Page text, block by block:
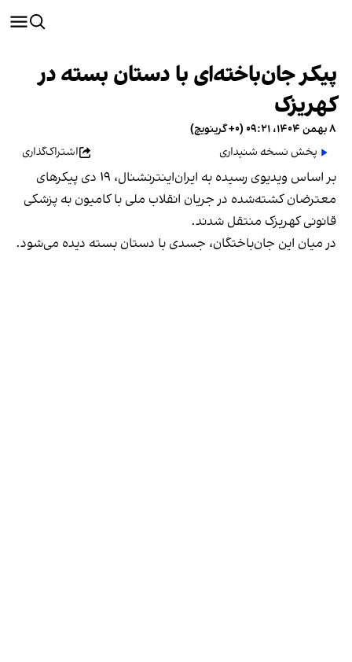
پیکر جان‌باخته‌ای با دستان بسته در
کهریزک
۸ بهمن ۱۴۰۴، ۰۹:۲۱ (‎+۰ گرینویچ)
پخش نسخه شنیداری
اشتراک‌گذاری
بر اساس ویدیوی رسیده به ایران‌اینترنشنال، ۱۹ دی‌ پیکر‌های
معترضان کشته‌شده در جریان انقلاب ملی با کامیون به پزشکی
قانونی کهریزک منتقل شدند.
در میان این جان‌باختگان، جسدی با دستان بسته دیده می‌شود.